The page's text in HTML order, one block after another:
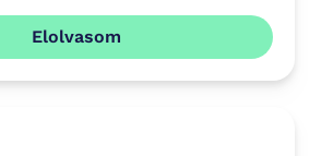
Elolvasom